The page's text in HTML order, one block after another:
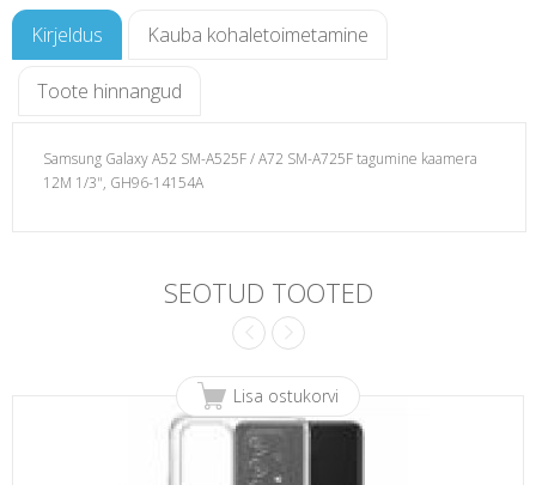
Kirjeldus Kauba kohaletoimetamine
Toote hinnangud
Samsung Galaxy A52 SM-A525F / A72 SM-A725F tagumine kaamera
12M 1/3", GH96-14154A
SEOTUD TOOTED
Lisa ostukorvi